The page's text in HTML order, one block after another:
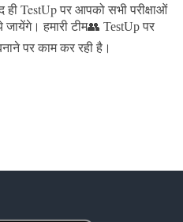
ही TestUp पर आपको सभी परीक्षाओं
हमारी टीम👥 TestUp पर
पर काम कर रही है।